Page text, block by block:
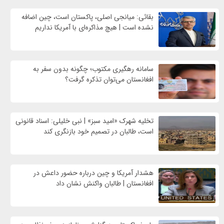
بقائی: میانجی اصلی، پاکستان است، چین اضافه
نشده است | هیچ مذاکره‌ای با آمریکا نداریم
سامانه رهگیری مکتوب؛ چگونه بدون سفر به
افغانستان می‌توان تذکره گرفت؟
تخلیه شهرک «امید سبز» | نبی خلیلی: اسناد قانونی
است، طالبان در تصمیم خود بازنگری کند
هشدار آمریکا و چین درباره حضور داعش در
افغانستان | طالبان واکنش نشان داد